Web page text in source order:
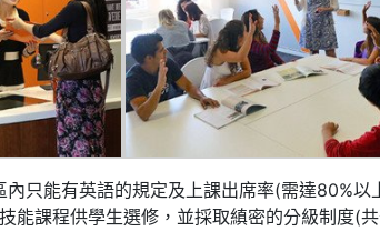
內只能有英語的規定及上課出席率(需達80%
能課程供學生選修，並採取縝密的分級制度(共